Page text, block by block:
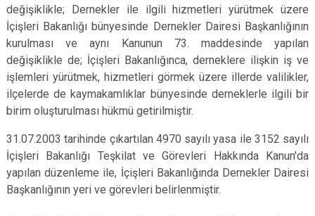
değişiklikle; Dernekler ile ilgili hizmetleri yürütmek üzere
İçişleri Bakanlığı bünyesinde Dernekler Dairesi Başkanlığının
kurulması ve aynı Kanunun 73. maddesinde yapılan
değişiklikle de; İçişleri Bakanlığınca, derneklere ilişkin iş ve
işlemleri yürütmek, hizmetleri görmek üzere illerde valilikler,
ilçelerde de kaymakamlıklar bünyesinde derneklerle ilgili bir
birim oluşturulması hükmü getirilmiştir.
31.07.2003 tarihinde çıkartılan 4970 sayılı yasa ile 3152 sayılı
İçişleri Bakanlığı Teşkilat ve Görevleri Hakkında Kanun'da
yapılan düzenleme ile, İçişleri Bakanlığında Dernekler Dairesi
Başkanlığının yeri ve görevleri belirlenmiştir.